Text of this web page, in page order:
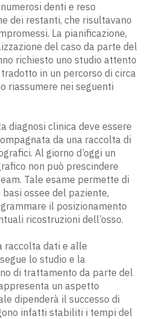
denti e reso
dei restanti, che risultavano
La pianificazione,
del caso da parte del
richiesto uno studio attento
in un percorso di circa
riassumere nei seguenti
diagnosi clinica deve essere
da una raccolta di
Al giorno d’oggi un
non può prescindere
Tale esame permette di
ossee del paziente,
il posizionamento
ricostruzioni dell’osso.
raccolta dati e alle
lo studio e la
di trattamento da parte del
un aspetto
dipenderà il successo di
infatti stabiliti i tempi del